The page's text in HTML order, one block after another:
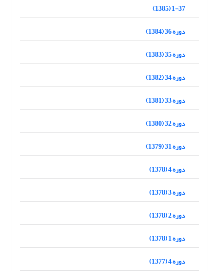
1-37 (1385)
دوره 36 (1384)
دوره 35 (1383)
دوره 34 (1382)
دوره 33 (1381)
دوره 32 (1380)
دوره 31 (1379)
دوره 4 (1378)
دوره 3 (1378)
دوره 2 (1378)
دوره 1 (1378)
دوره 4 (1377)